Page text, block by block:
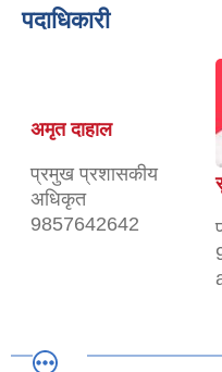
पदाधिकारी
अमृत दाहाल
प्रमुख प्रशासकीय
अधिकृत
9857642642